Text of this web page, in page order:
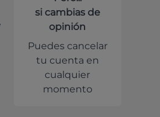
si cambias de
opinión
Puedes cancelar
tu cuenta en
cualquier
momento